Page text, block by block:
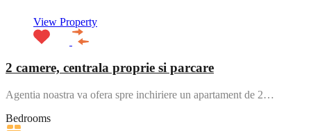
View Property
2 camere, centrala proprie si parcare
Agentia noastra va ofera spre inchiriere un apartament de 2…
Bedrooms